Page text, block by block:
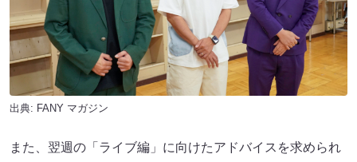
出典: FANY マガジン
また、翌週の「ライブ編」に向けたアドバイスを求められ